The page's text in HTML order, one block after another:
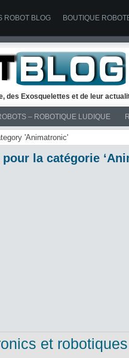
ROBOT BLOG BOUTIQUE
des Exosquelettes et de leur
– ROBOTIQUE LUDIQUE
'Animatronic'
la catégorie
et